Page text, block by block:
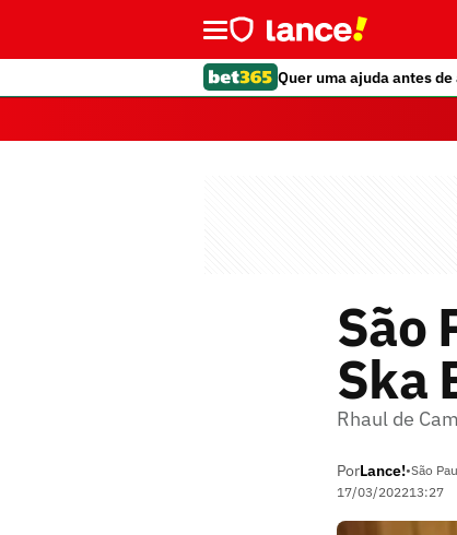
Quer uma ajuda antes
São
Ska
Rhaul de
PorLance!•São
17/03/202213:27